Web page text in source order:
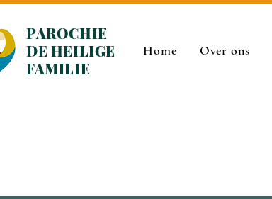
PAROCHIE
DE HEILIGE
FAMILIE
Home Over ons